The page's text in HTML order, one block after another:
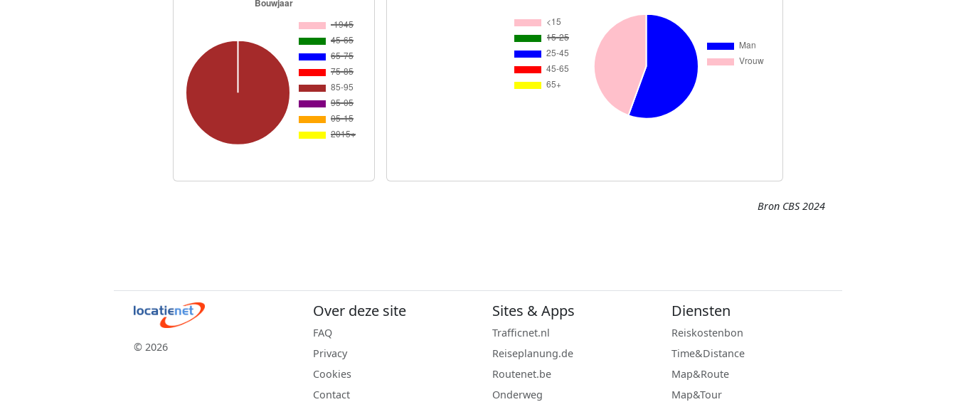
Bron CBS 2024
© 2026
Over deze site
FAQ
Privacy
Cookies
Contact
Sites & Apps
Trafficnet.nl
Reiseplanung.de
Routenet.be
Onderweg
Diensten
Reiskostenbon
Time&Distance
Map&Route
Map&Tour